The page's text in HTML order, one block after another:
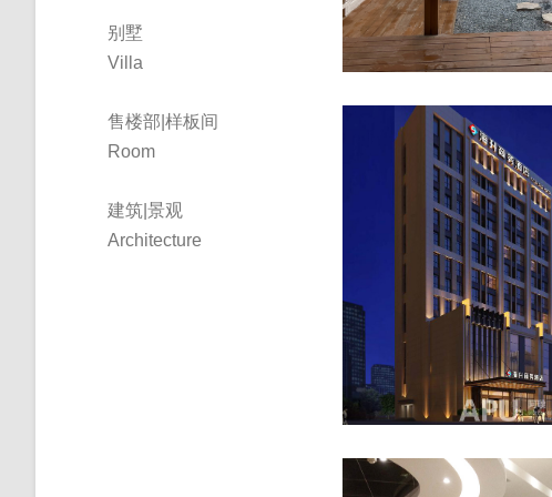
别墅
Villa
售楼部|样板间
Room
建筑|景观
Architecture